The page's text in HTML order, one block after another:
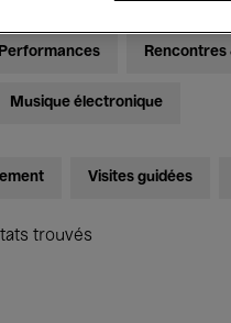
Performances Rencontres
Musique électronique
Visites guidées
trouvés